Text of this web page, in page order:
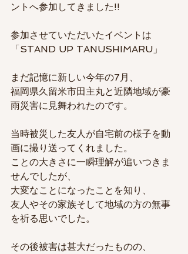
ントへ参加してきました!!
参加させていただいたイベントは
「STAND UP TANUSHIMARU」
まだ記憶に新しい今年の7月、
福岡県久留米市田主丸と近隣地域が豪
雨災害に見舞われたのです。
当時被災した友人が自宅前の様子を動
画に撮り送ってくれました。
ことの大きさに一瞬理解が追いつきま
せんでしたが、
大変なことになったことを知り、
友人やその家族そして地域の方の無事
を祈る思いでした。
その後被害は甚大だったものの、